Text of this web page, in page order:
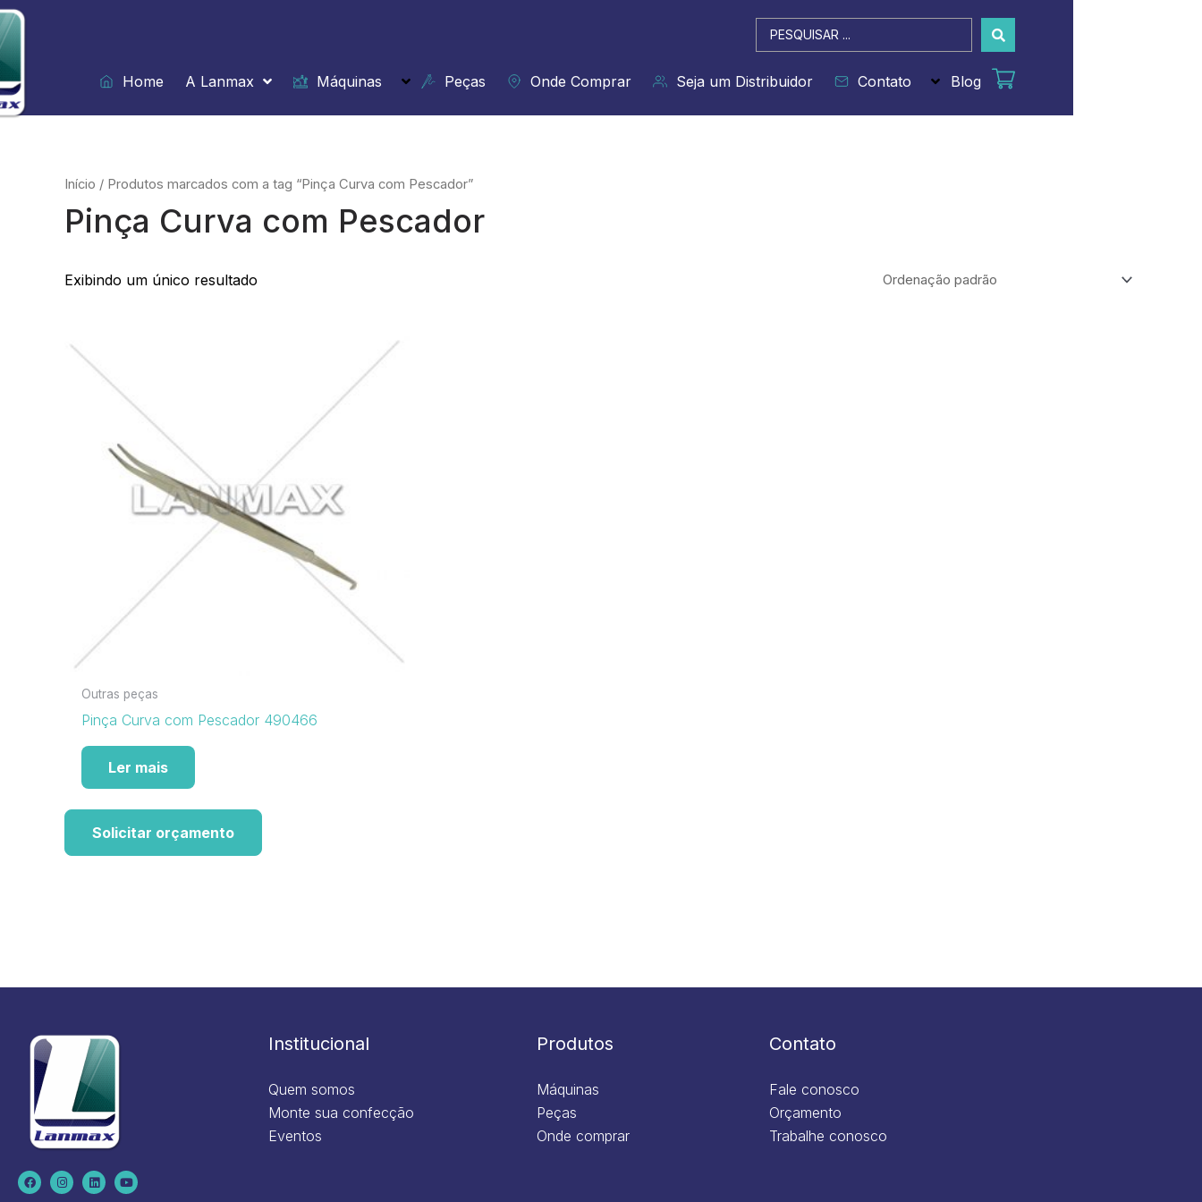
Ir
para
o
conteúdo
Pesquisar
...
Home
A Lanmax Máquinas Peças Onde Comprar Seja um Distribuidor Contato Blog
Início / Produtos marcados com a tag “Pinça Curva com Pescador”
Pinça Curva com Pescador
Exibindo um único resultado
Outras peças
Pinça Curva com Pescador 490466
Ler mais
Solicitar orçamento
F
a
c
I
n
s
L
i
n
Y
o
u
Institucional
Quem somos
Monte sua confecção
Eventos
Produtos
Máquinas
Peças
Onde comprar
Contato
Fale conosco
Orçamento
Trabalhe conosco